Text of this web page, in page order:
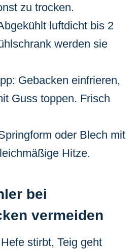
zu trocken.
luftdicht bis 2
werden sie
Gebacken einfrieren,
Guss toppen. Frisch
oder Blech mit
Hitze.
bei
vermeiden
stirbt, Teig geht